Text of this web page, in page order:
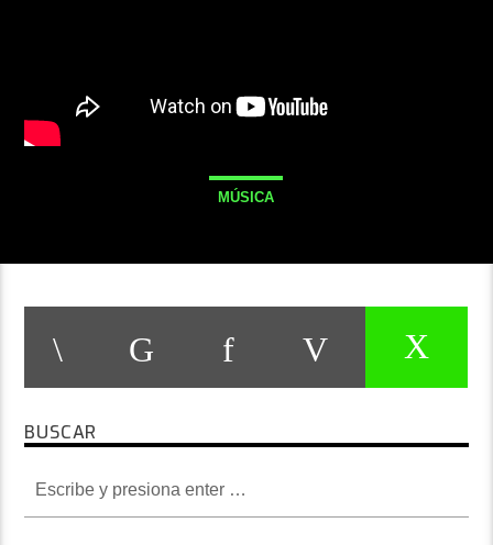
MÚSICA
BUSCAR